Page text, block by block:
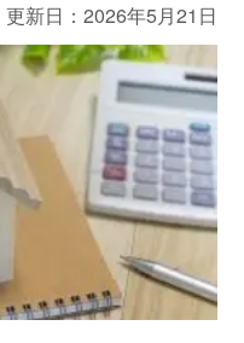
更新日：2026年5月21日